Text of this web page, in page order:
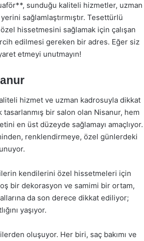
sunduğu kaliteli hizmetler, uzman
sağlamlaştırmıştır. Tesettürlü
hissetmesini sağlamak için çalışan
edilmesi gereken bir adres. Eğer siz
etmeyi unutmayın!
hizmet ve uzman kadrosuyla dikkat
bir salon olan Nisanur, hem
en üst düzeyde sağlamayı amaçlıyor.
renklendirmeye, özel günlerdeki
kendilerini özel hissetmeleri için
bir dekorasyon ve samimi bir ortam,
da son derece dikkat ediliyor;
yaşıyor.
oluşuyor. Her biri, saç bakımı ve